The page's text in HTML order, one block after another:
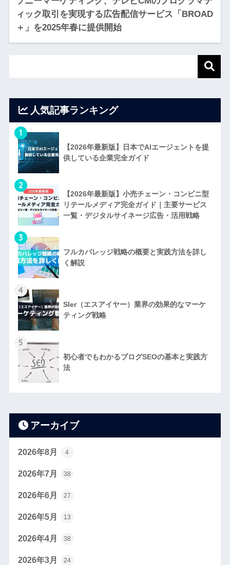
ィック取引を実現する広告配信サービス「BROAD
＋」を2025年春に提供開始
人気記事ランキング
1
【2026年最新版】日本でAIエージェントを提
供している企業完全ガイド
2
【2026年最新版】小売チェーン・コンビニ型
リテールメディア完全ガイド｜主要サービス
一覧・デジタルサイネージ広告・活用戦略
3
フルカバレッジ戦略の概要と実践方法を詳し
く解説
4
SIer（エスアイヤー）業界の効果的なマーケ
ティング戦略
5
初心者でもわかるブログSEOの基本と実践方
法
アーカイブ
2026年8月 4
2026年7月 38
2026年6月 27
2026年5月 13
2026年4月 38
2026年3月 24